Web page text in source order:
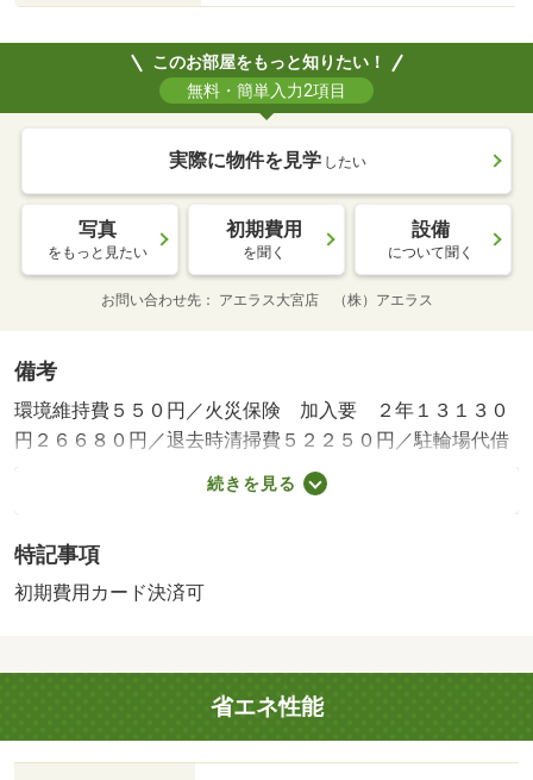
このお部屋をもっと知りたい！
無料・簡単入力2項目
実際に物件を見学 したい
写真
をもっと見たい
初期費用
を聞く
設備
について聞く
お問い合わせ先 アエラス大宮店 （株）アエラス
備考
環境維持費５５０円／火災保険 加入要 ２年１３１３０
円２６６８０円／退去時清掃費５２２５０円／駐輪場代借
主負担（使用時）環境維持費 １ヶ月５５０円／引落手数
料 ５２４円／短期解約違約金（１年未満の解約は賃料の
（初回保証料）、２年目以降は１万円／年）・鍵交換代：
あり１６，５００円～・オンラインで申込から契約手続
に合わせた方法（店頭、オンライン等）で物件をご提案い
続きを見る
特記事項
初期費用カード決済可
省エネ性能